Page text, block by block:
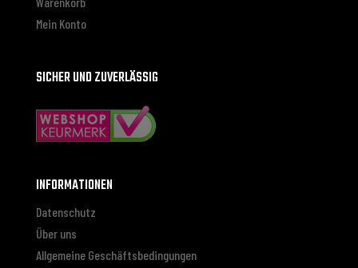
Mein Konto
SICHER UND ZUVERLÄSSIG
INFORMATIONEN
Datenschutz
Über uns
Allgemeine Geschäftsbedingungen